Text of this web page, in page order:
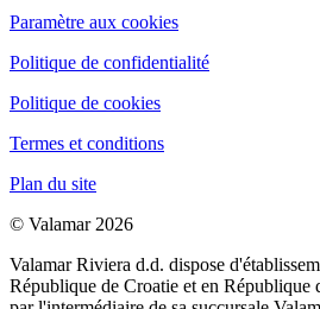
Paramètre aux cookies
Politique de confidentialité
Politique de cookies
Termes et conditions
Plan du site
© Valamar 2026
Valamar Riviera d.d. dispose
République de Croatie et en République